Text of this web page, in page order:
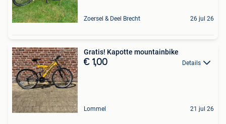
Zoersel & Deel Brecht 26 jul 26
Gratis! Kapotte mountainbike
€ 1,00 Details
Lommel 21 jul 26